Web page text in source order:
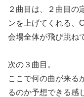
２曲目は、２曲目の
ンを上げてくれる、
会場全体が飛び跳ね
次の３曲目。
ここで何の曲が来る
るのか予想できる感